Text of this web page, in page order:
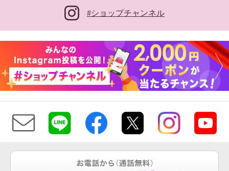
#ショップチャンネル